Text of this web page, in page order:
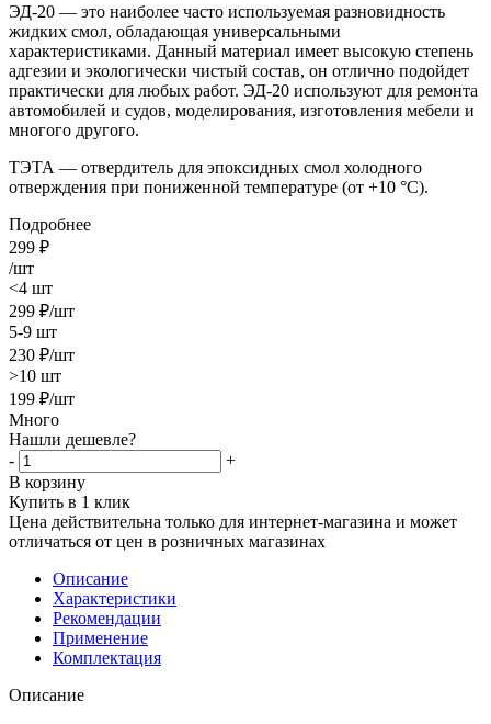
ЭД-20 — это наиболее часто используемая разновидность
жидких смол, обладающая универсальными
характеристиками. Данный материал имеет высокую степень
адгезии и экологически чистый состав, он отлично подойдет
практически для любых работ. ЭД-20 используют для ремонта
автомобилей и судов, моделирования, изготовления мебели и
многого другого.
ТЭТА — отвердитель для эпоксидных смол холодного
отверждения при пониженной температуре (от +10 °C).
Подробнее
299 ₽
/шт
<4 шт
299 ₽/шт
5-9 шт
230 ₽/шт
>10 шт
199 ₽/шт
Много
Нашли дешевле?
-
+
В корзину
Купить в 1 клик
Цена действительна только для интернет-магазина и может
отличаться от цен в розничных магазинах
Описание
Характеристики
Рекомендации
Применение
Комплектация
Описание